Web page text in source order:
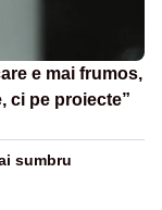
e mai frumos,
ci pe proiecte”
sumbru